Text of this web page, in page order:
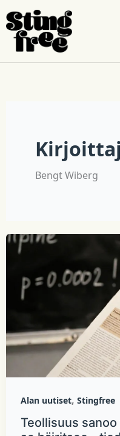
Bengt Wiberg
Alan uutiset, Stingfree
Teollisuus sanoo